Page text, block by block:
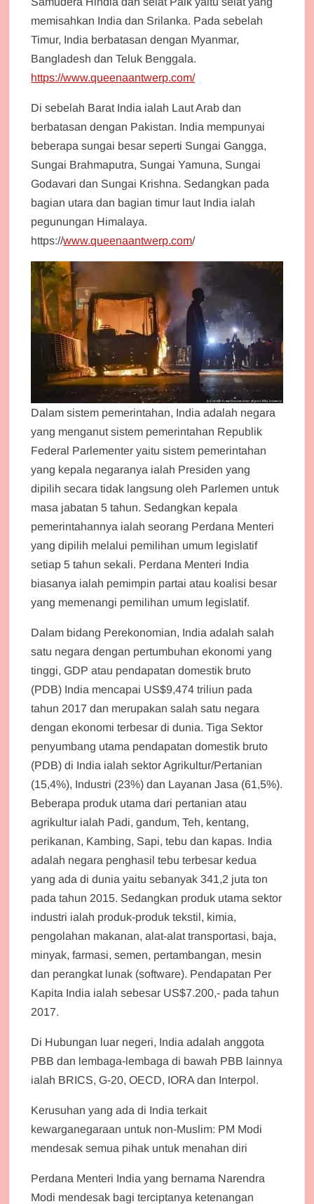
memisahkan India dan Srilanka. Pada sebelah
Timur, India berbatasan dengan Myanmar,
Bangladesh dan Teluk Benggala.
https://www.queenaantwerp.com/
Di sebelah Barat India ialah Laut Arab dan
berbatasan dengan Pakistan. India mempunyai
beberapa sungai besar seperti Sungai Gangga,
Sungai Brahmaputra, Sungai Yamuna, Sungai
Godavari dan Sungai Krishna. Sedangkan pada
bagian utara dan bagian timur laut India ialah
pegunungan Himalaya.
https://www.queenaantwerp.com/
Dalam sistem pemerintahan, India adalah negara
yang menganut sistem pemerintahan Republik
Federal Parlementer yaitu sistem pemerintahan
yang kepala negaranya ialah Presiden yang
dipilih secara tidak langsung oleh Parlemen untuk
masa jabatan 5 tahun. Sedangkan kepala
pemerintahannya ialah seorang Perdana Menteri
yang dipilih melalui pemilihan umum legislatif
setiap 5 tahun sekali. Perdana Menteri India
biasanya ialah pemimpin partai atau koalisi besar
yang memenangi pemilihan umum legislatif.
Dalam bidang Perekonomian, India adalah salah
satu negara dengan pertumbuhan ekonomi yang
tinggi, GDP atau pendapatan domestik bruto
(PDB) India mencapai US$9,474 triliun pada
tahun 2017 dan merupakan salah satu negara
dengan ekonomi terbesar di dunia. Tiga Sektor
penyumbang utama pendapatan domestik bruto
(PDB) di India ialah sektor Agrikultur/Pertanian
(15,4%), Industri (23%) dan Layanan Jasa (61,5%).
Beberapa produk utama dari pertanian atau
agrikultur ialah Padi, gandum, Teh, kentang,
perikanan, Kambing, Sapi, tebu dan kapas. India
adalah negara penghasil tebu terbesar kedua
yang ada di dunia yaitu sebanyak 341,2 juta ton
pada tahun 2015. Sedangkan produk utama sektor
industri ialah produk-produk tekstil, kimia,
pengolahan makanan, alat-alat transportasi, baja,
minyak, farmasi, semen, pertambangan, mesin
dan perangkat lunak (software). Pendapatan Per
Kapita India ialah sebesar US$7.200,- pada tahun
2017.
Di Hubungan luar negeri, India adalah anggota
PBB dan lembaga-lembaga di bawah PBB lainnya
ialah BRICS, G-20, OECD, IORA dan Interpol.
Kerusuhan yang ada di India terkait
kewarganegaraan untuk non-Muslim: PM Modi
mendesak semua pihak untuk menahan diri
Perdana Menteri India yang bernama Narendra
Modi mendesak bagi terciptanya ketenangan